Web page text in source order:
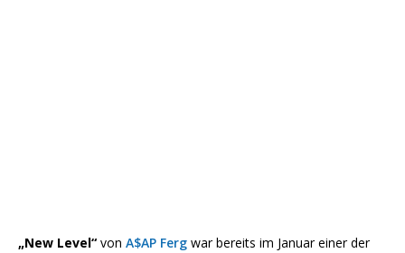
„New Level“ von A$AP Ferg war bereits im Januar einer der